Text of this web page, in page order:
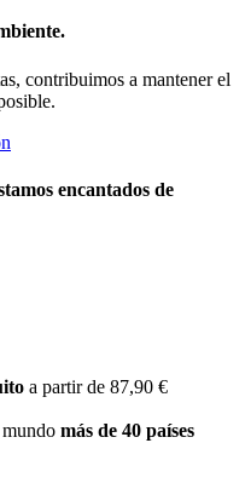
contribuimos a mantener el
encantados de
a partir de 87,90 €
más de 40 países